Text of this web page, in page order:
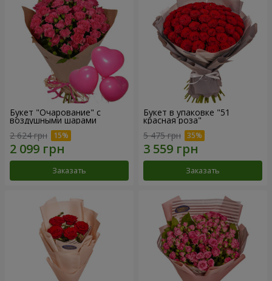
Букет "Очарование" с
воздушными шарами
2 624 грн
Заказать
Букет в упаковке "51
красная роза"
5 475 грн
Заказать